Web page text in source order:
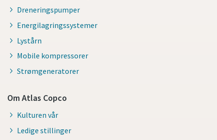
Dreneringspumper
Energilagringssystemer
Lystårn
Mobile kompressorer
Strømgeneratorer
Om Atlas Copco
Kulturen vår
Ledige stillinger